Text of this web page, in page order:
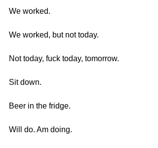
We worked.
We worked, but not today.
Not today, fuck today, tomorrow.
Sit down.
Beer in the fridge.
Will do. Am doing.